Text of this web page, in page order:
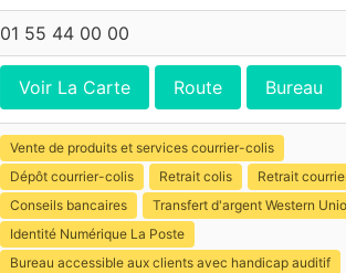
01 55 44 00 00
Voir La Carte Route Bureau
Vente de produits et services courrier-colis
Dépôt courrier-colis
Retrait colis
Retrait
Conseils bancaires
Transfert d'argent Western
Identité Numérique La Poste
Bureau accessible aux clients avec handicap auditif